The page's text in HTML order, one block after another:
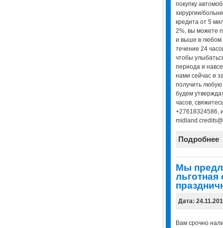
покупку
хирургии/
кредита от 5
2%, вы можете
и выше в любом
течение 24
чтобы
периода и
нами сейчас и
получить
будем
часов,
+27618324586,
Подробнее
Мы
льготная
Дата:
Вам срочно